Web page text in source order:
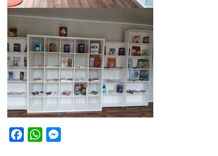
FacebookWhatsApp